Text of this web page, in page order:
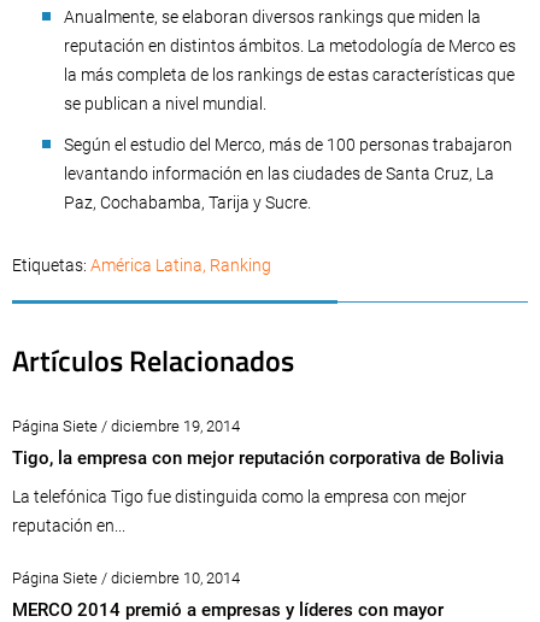
Anualmente, se elaboran diversos rankings que miden la
reputación en distintos ámbitos. La metodología de Merco es
la más completa de los rankings de estas características que
se publican a nivel mundial.
Según el estudio del Merco, más de 100 personas trabajaron
levantando información en las ciudades de Santa Cruz, La
Paz, Cochabamba, Tarija y Sucre.
Etiquetas: América Latina, Ranking
Artículos Relacionados
Página Siete / diciembre 19, 2014
Tigo, la empresa con mejor reputación corporativa de Bolivia
La telefónica Tigo fue distinguida como la empresa con mejor
reputación en...
Página Siete / diciembre 10, 2014
MERCO 2014 premió a empresas y líderes con mayor